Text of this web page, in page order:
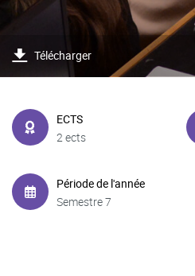
Télécharger
ECTS
2 ects
Période de l'année
Semestre 7